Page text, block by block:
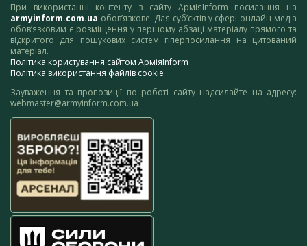
При використанні контенту з сайту АрміяInform посилання на
armyinform.com.ua обов’язкове. Для суб’єктів у сфері онлайн-медіа
обов’язковим є розміщення у першому абзаці матеріалу прямого та
відкритого для пошукових систем гіперпосилання на цитований
матеріал.
Політика користування сайтом АрміяInform
Політика використання файлів cookie
Зауваження та пропозиції по роботі сайту надсилайте на адресу:
webmaster@armyinform.com.ua